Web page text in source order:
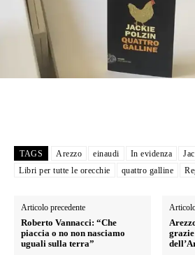
TAGS Arezzo einaudi In evidenza
Libri per tutte le orecchie
quattro galline
Articolo precedente
Roberto Vannacci: “Che
piaccia o no non nasciamo
uguali sulla terra”